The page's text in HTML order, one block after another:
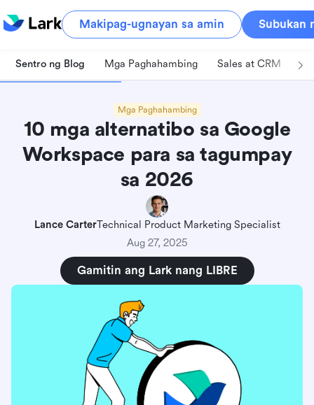
Makipag-ugnayan sa amin Subukan
Sentro ng Blog Mga Paghahambing Sales at CRM
Mga Paghahambing
10 mga alternatibo sa Google
Workspace para sa tagumpay
sa 2026
Lance CarterTechnical Product Marketing Specialist
Aug 27, 2025
Gamitin ang Lark nang LIBRE